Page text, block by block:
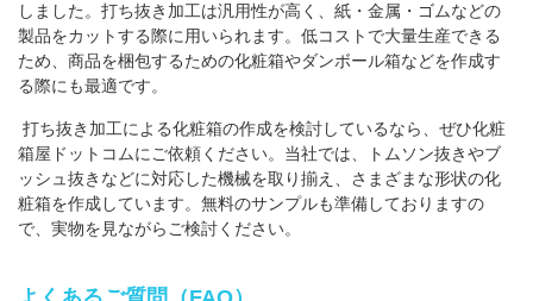
しました。打ち抜き加工は汎用性が高く、紙・金属・ゴムなどの
製品をカットする際に用いられます。低コストで大量生産できる
ため、商品を梱包するための化粧箱やダンボール箱などを作成す
る際にも最適です。
打ち抜き加工による化粧箱の作成を検討しているなら、ぜひ化粧
箱屋ドットコムにご依頼ください。当社では、トムソン抜きやブ
ッシュ抜きなどに対応した機械を取り揃え、さまざまな形状の化
粧箱を作成しています。無料のサンプルも準備しておりますの
で、実物を見ながらご検討ください。